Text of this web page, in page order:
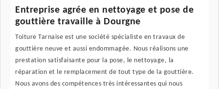
Entreprise agrée en nettoyage et pose de
gouttière travaille à Dourgne
Toiture Tarnaise est une société spécialiste en travaux de
gouttière neuve et aussi endommagée. Nous réalisons une
prestation satisfaisante pour la pose, le nettoyage, la
réparation et le remplacement de tout type de la gouttière.
Nous avons des compétences très intéressantes qui nous